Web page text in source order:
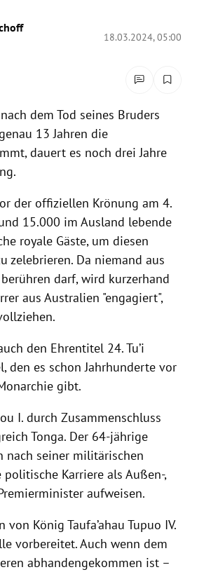
18.03.2024, 05:00
dem Tod seines Bruders
13 Jahren die
dauert es noch drei Jahre
der offiziellen Krönung am 4.
15.000 im Ausland lebende
royale Gäste, um diesen
zelebrieren. Da niemand aus
darf, wird kurzerhand
aus Australien "engagiert",
den Ehrentitel 24. Tu’i
den es schon Jahrhunderte vor
gibt.
I. durch Zusammenschluss
Tonga. Der 64-jährige
nach seiner militärischen
Karriere als Außen-,
aufweisen.
König Taufa’ahau Tupuo IV.
vorbereitet. Auch wenn dem
abhandengekommen ist –